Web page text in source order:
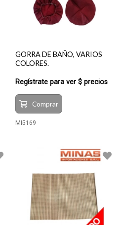
GORRA DE BAÑO, VARIOS
COLORES.
Regístrate para ver $ precios
Comprar
MI5169